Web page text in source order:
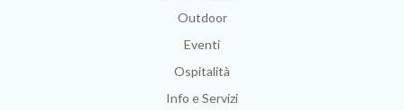
Outdoor
Eventi
Ospitalità
Info e Servizi